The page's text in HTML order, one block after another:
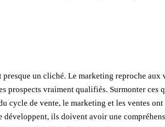
un cliché. Le marketing reproche aux
prospects vraiment qualifiés. Surmonter ces
cycle de vente, le marketing et les ventes
ils doivent avoir une